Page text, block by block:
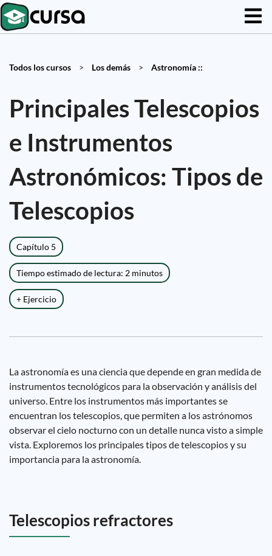
Todos los cursos > Los demás > Astronomía ::
Principales Telescopios
e Instrumentos
Astronómicos: Tipos de
Telescopios
Capítulo 5
Tiempo estimado de lectura: 2 minutos
+ Ejercicio
La astronomía es una ciencia que depende en gran medida de
instrumentos tecnológicos para la observación y análisis del
universo. Entre los instrumentos más importantes se
encuentran los telescopios, que permiten a los astrónomos
observar el cielo nocturno con un detalle nunca visto a simple
vista. Exploremos los principales tipos de telescopios y su
importancia para la astronomía.
Telescopios refractores